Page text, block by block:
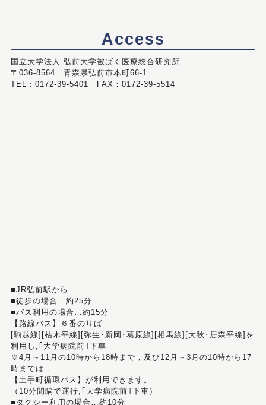
Access
国立大学法人 弘前大学被ばく医療総合研究所
〒036-8564 青森県弘前市本町66-1
TEL：0172-39-5401 FAX：0172-39-5514
■JR弘前駅から
■徒歩の場合…約25分
■バス利用の場合…約15分
【路線バス】６番のりば
[駒越線][枯木平線][弥生･新岡･葛原線][相馬線][大秋･居森平線]を
利用し,｢大学病院前｣下車
※4月～11月の10時から18時まで，及び12月～3月の10時から17
時までは，
【土手町循環バス】が利用できます。
（10分間隔で運行,｢大学病院前｣下車）
■タクシー利用の場合…約10分